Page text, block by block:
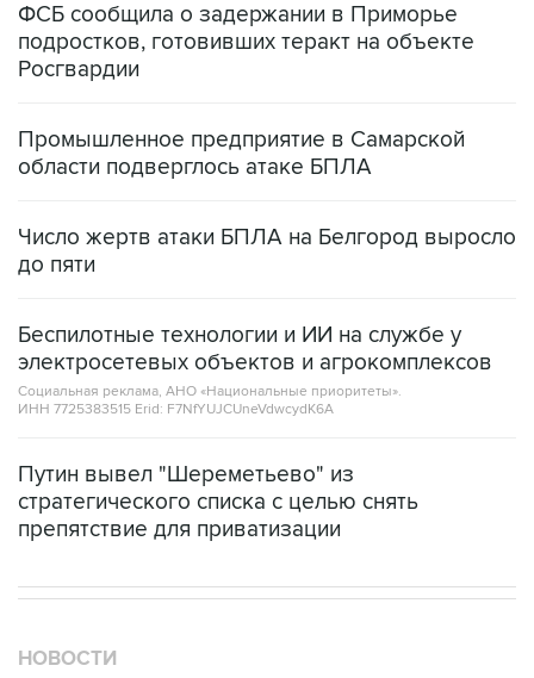
ФСБ сообщила о задержании в Приморье
подростков, готовивших теракт на объекте
Росгвардии
Промышленное предприятие в Самарской
области подверглось атаке БПЛА
Число жертв атаки БПЛА на Белгород выросло
до пяти
Беспилотные технологии и ИИ на службе у
электросетевых объектов и агрокомплексов
Социальная реклама, АНО «Национальные приоритеты».
ИНН 7725383515 Erid: F7NfYUJCUneVdwcydK6A
Путин вывел "Шереметьево" из
стратегического списка с целью снять
препятствие для приватизации
НОВОСТИ